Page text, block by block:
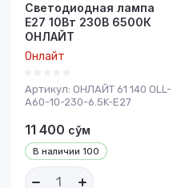
Светодиодная лампа
E27 10Вт 230В 6500К
ОНЛАЙТ
Онлайт
Артикул: ОНЛАЙТ 61 140 OLL-
A60-10-230-6.5K-E27
В наличии 100
11 400 сўм